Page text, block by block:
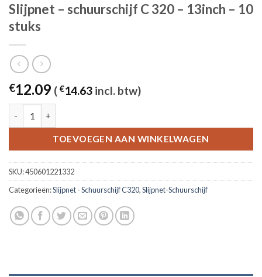
Slijpnet – schuurschijf C 320 – 13inch – 10
stuks
€12.09 ( €14.63 incl. btw)
TOEVOEGEN AAN WINKELWAGEN
SKU:450601221332
Categorieën:Slijpnet - Schuurschijf C320,Slijpnet-Schuurschijf